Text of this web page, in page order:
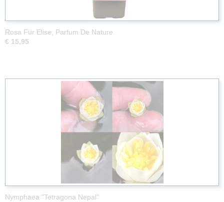
Rosa Für Elise, Parfum De Nature
€ 15,95
Nymphaea "Tetragona Nepal"